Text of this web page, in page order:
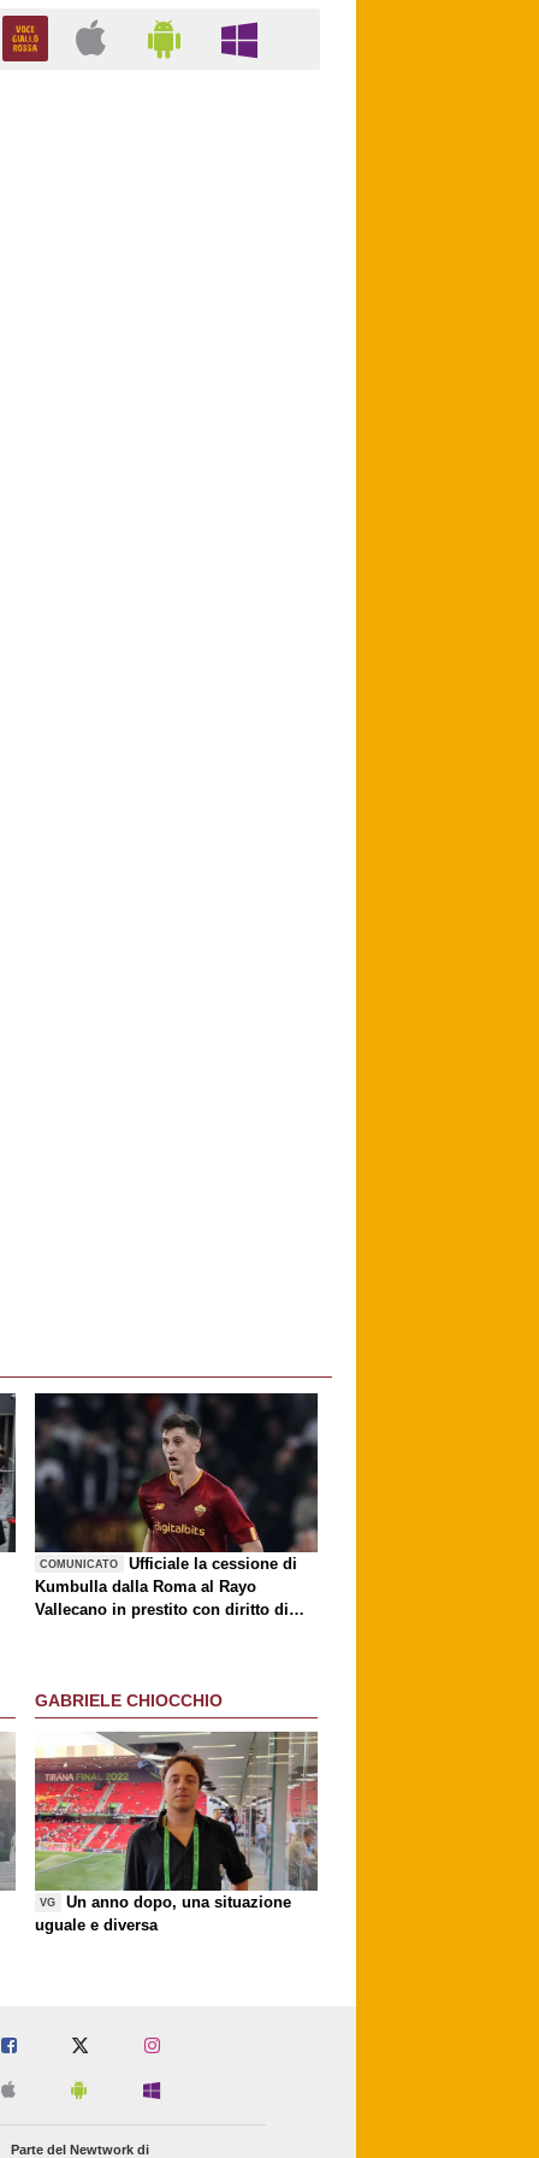
COMUNICATO
Ufficiale la cessione di
Kumbulla dalla Roma al Rayo
Vallecano in prestito con diritto di
GABRIELE CHIOCCHIO
VG
Un anno dopo, una situazione
uguale e diversa
Parte del Newtwork di